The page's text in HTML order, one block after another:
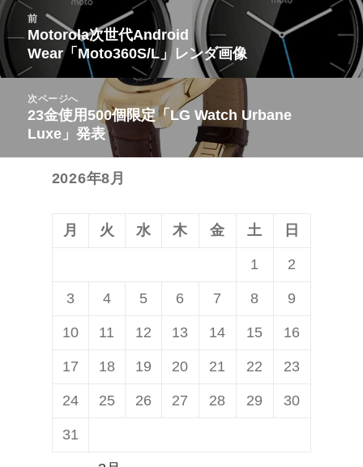
投
稿
ナ
ビ
前
前
の
投
稿:
Motorola次世代Android
Wear「Moto360S/L」レンダ画像
次ページへ
次
の
投
23金使用500個限定「LG Watch Urbane
Luxe」発表
2026年8月
月 火 水 木 金 土 日
1 2
3 4 5 6 7 8 9
10 11 12 13 14 15 16
17 18 19 20 21 22 23
24 25 26 27 28 29 30
31